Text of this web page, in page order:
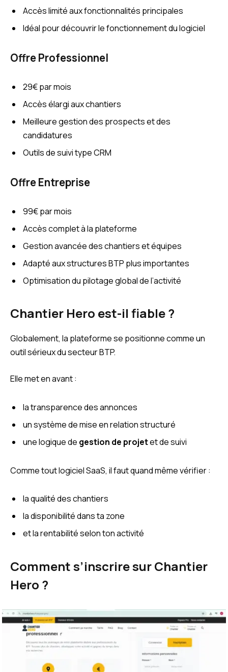
Accès limité aux fonctionnalités principales
Idéal pour découvrir le fonctionnement du logiciel
Offre Professionnel
29€ par mois
Accès élargi aux chantiers
Meilleure gestion des prospects et des
candidatures
Outils de suivi type CRM
Offre Entreprise
99€ par mois
Accès complet à la plateforme
Gestion avancée des chantiers et équipes
Adapté aux structures BTP plus importantes
Optimisation du pilotage global de l’activité
Chantier Hero est-il fiable ?
Globalement, la plateforme se positionne comme un
outil sérieux du secteur BTP.
Elle met en avant :
la transparence des annonces
un système de mise en relation structuré
une logique de gestion de projetet de suivi
Comme tout logiciel SaaS, il faut quand même vérifier :
la qualité des chantiers
la disponibilité dans ta zone
et la rentabilité selon ton activité
Comment s’inscrire sur Chantier
Hero ?